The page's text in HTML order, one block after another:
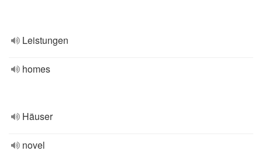
Leistungen
homes
Häuser
novel